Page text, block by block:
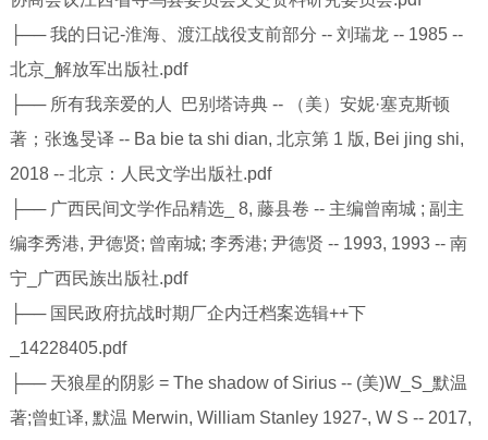
├── 我的日记-淮海、渡江战役支前部分 -- 刘瑞龙 -- 1985 --
北京_解放军出版社.pdf
├── 所有我亲爱的人 巴别塔诗典 -- （美）安妮·塞克斯顿
著；张逸旻译 -- Ba bie ta shi dian, 北京第 1 版, Bei jing shi,
2018 -- 北京：人民文学出版社.pdf
├── 广西民间文学作品精选_ 8, 藤县卷 -- 主编曾南城 ; 副主
编李秀港, 尹德贤; 曾南城; 李秀港; 尹德贤 -- 1993, 1993 -- 南
宁_广西民族出版社.pdf
├── 国民政府抗战时期厂企内迁档案选辑++下
_14228405.pdf
├── 天狼星的阴影 = The shadow of Sirius -- (美)W_S_默温
著;曾虹译, 默温 Merwin, William Stanley 1927-, W S -- 2017,